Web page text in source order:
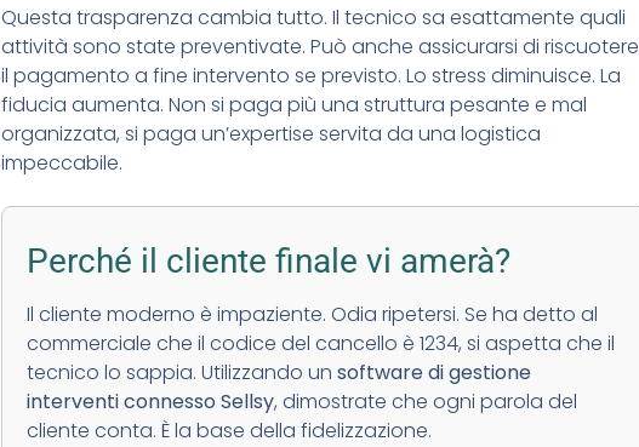
Questa trasparenza cambia tutto. Il tecnico sa esattamente quali
attività sono state preventivate. Può anche assicurarsi di riscuotere
il pagamento a fine intervento se previsto. Lo stress diminuisce. La
fiducia aumenta. Non si paga più una struttura pesante e mal
organizzata, si paga un’expertise servita da una logistica
impeccabile.
Perché il cliente finale vi amerà?
Il cliente moderno è impaziente. Odia ripetersi. Se ha detto al
commerciale che il codice del cancello è 1234, si aspetta che il
tecnico lo sappia. Utilizzando unsoftware di gestione
interventi connesso Sellsy, dimostrate che ogni parola del
cliente conta. È la base della fidelizzazione.